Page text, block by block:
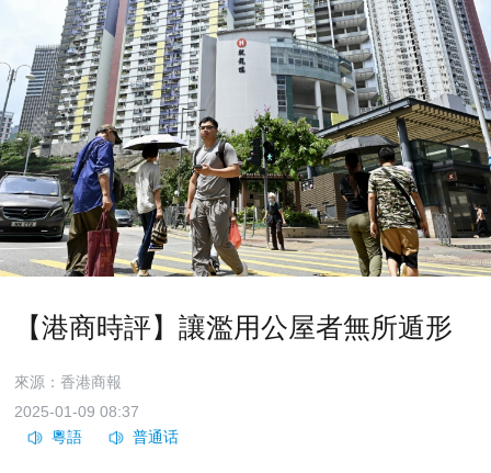
【港商時評】讓濫用公屋者無所遁形
來源：香港商報
2025-01-09 08:37